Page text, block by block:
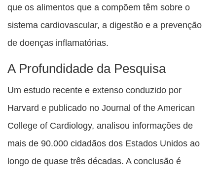
que os alimentos que a compõem têm sobre o
sistema cardiovascular, a digestão e a prevenção
de doenças inflamatórias.
A Profundidade da Pesquisa
Um estudo recente e extenso conduzido por
Harvard e publicado no Journal of the American
College of Cardiology, analisou informações de
mais de 90.000 cidadãos dos Estados Unidos ao
longo de quase três décadas. A conclusão é